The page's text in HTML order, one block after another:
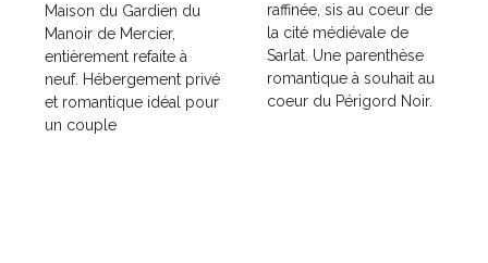
Maison du Gardien du
Manoir de Mercier,
entièrement refaite à
neuf. Hébergement privé
et romantique idéal pour
un couple
raffinée, sis au coeur de
la cité médiévale de
Sarlat. Une parenthèse
romantique à souhait au
coeur du Périgord Noir.